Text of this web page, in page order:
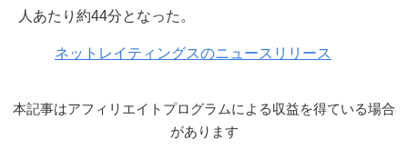
人あたり約44分となった。
ネットレイティングスのニュースリリース
本記事はアフィリエイトプログラムによる収益を得ている場合
があります